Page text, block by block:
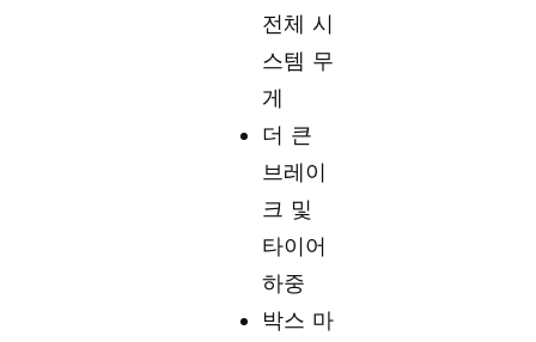
전체 시
스템 무
게
더 큰
브레이
크 및
타이어
하중
박스 마